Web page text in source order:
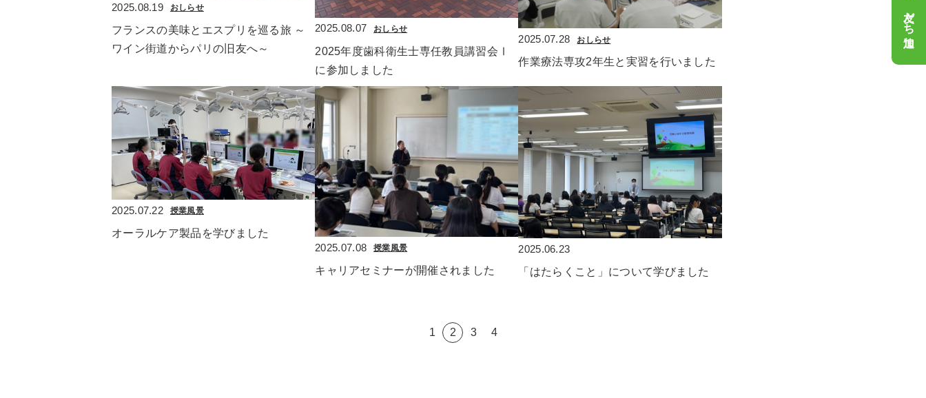
2025.08.19 おしらせ
フランスの美味とエスプリを巡る旅 ～
ワイン街道からパリの旧友へ～
2025.08.07 おしらせ
2025年度歯科衛生士専任教員講習会Ⅰ
に参加しました
2025.07.28 おしらせ
作業療法専攻2年生と実習を行いました
2025.07.22 授業風景
オーラルケア製品を学びました
2025.07.08
授業風景
キャリアセミナーが開催されました
2025.06.23
「はたらくこと」について学びました
1 2 3 4
友だち追加